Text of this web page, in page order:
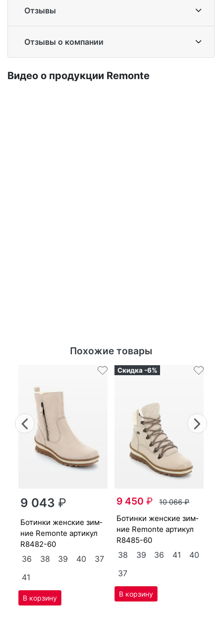
Отзывы
Отзывы о компании
Ви­део о про­дук­ции Re­mon­te
Похожие товары
Previous
9 043₽
бо­тин­ки женс­кие зим­
ние Re­mon­te артикул
R8482-60
36 38 39 40
37
41
Скидка -6%
9 450₽ 10 066₽
бо­тин­ки женс­кие зим­
ние Re­mon­te артикул
R8485-60
38 39 36 41
40
37